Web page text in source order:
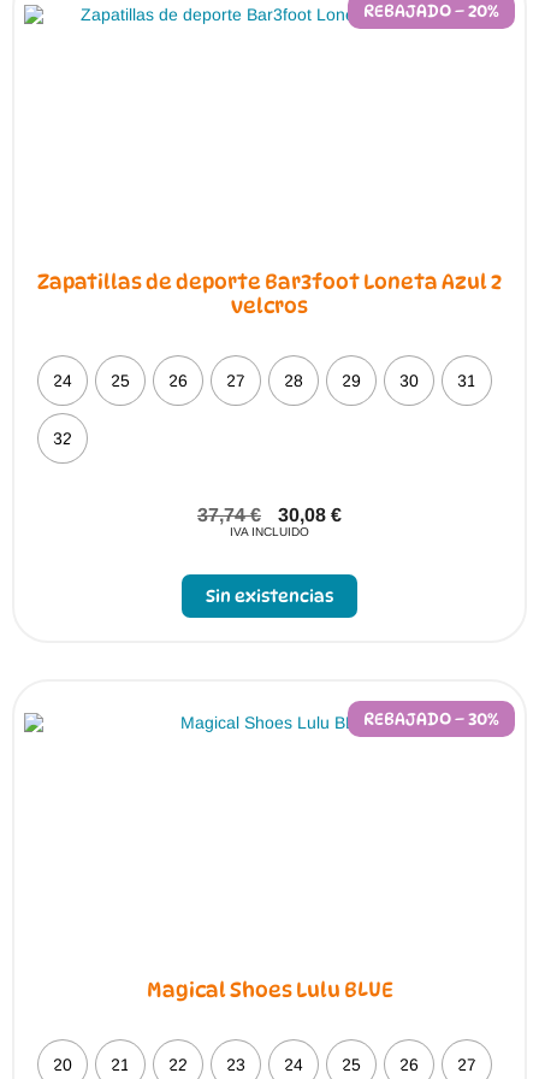
REBAJADO – 20%
Zapatillas de deporte Bar3foot Loneta Azul 2
velcros
24 25 26 27 28 29 30 31
32
37,74€ 30,08 €
IVA INCLUIDO
Sin existencias
REBAJADO – 30%
Magical Shoes Lulu BLUE
20 21 22 23 24 25 26 27